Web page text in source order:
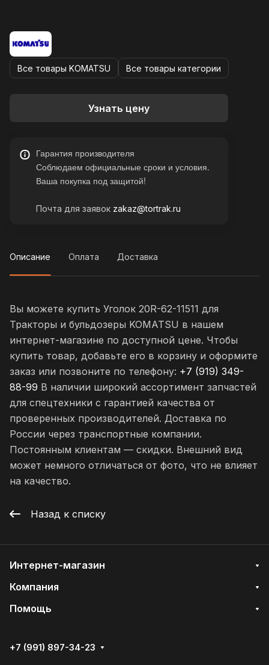
Все товары KOMATSU Все товары категории
Узнать цену
Гарантия производителя
Соблюдаем официальные сроки и условия.
Ваша покупка под защитой!
Почта для заявок zakaz@tortrak.ru
Описание Оплата Доставка
Вы можете купить Уголок 20R-62-11511 для
Тракторы и бульдозеры KOMATSU в нашем
интернет-магазине по доступной цене. Чтобы
купить товар, добавьте его в корзину и оформите
заказ или позвоните по телефону: +7 (919) 349-
88-99 В наличии широкий ассортимент запчастей
для спецтехники с гарантией качества от
проверенных производителей. Доставка по
России через транспортные компании.
Постоянным клиентам — скидки. Внешний вид
может немного отличаться от фото, что не влияет
на качество.
Назад к списку
Интернет-магазин
Компания
Помощь
+7 (991) 897-34-23